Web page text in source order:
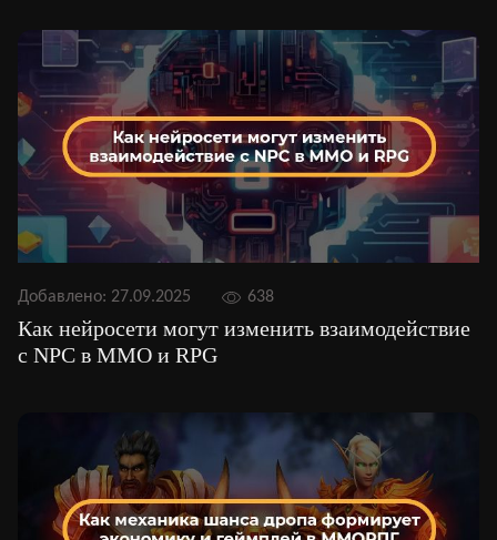
Добавлено: 27.09.2025 638
Как нейросети могут изменить взаимодействие
с NPC в MMO и RPG